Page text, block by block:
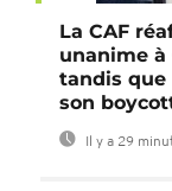
La CAF
unanime à
tandis que
son
Il y a 29